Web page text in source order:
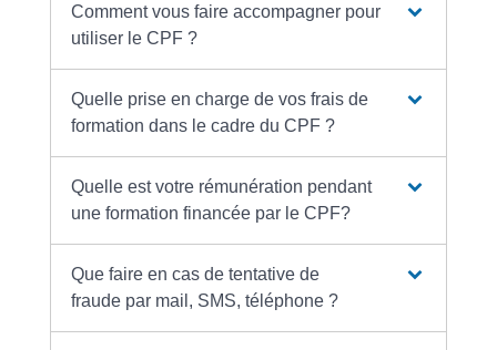
Comment vous faire accompagner pour
utiliser le CPF ?
Quelle prise en charge de vos frais de
formation dans le cadre du CPF ?
Quelle est votre rémunération pendant
une formation financée par le CPF?
Que faire en cas de tentative de
fraude par mail, SMS, téléphone ?